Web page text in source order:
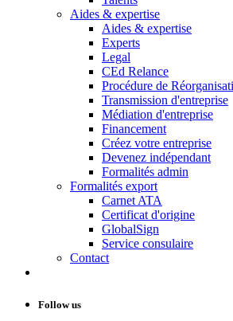
Aides & expertise
Aides & expertise
Experts
Legal
CEd Relance
Procédure de
Transmission d'entreprise
Médiation d'entreprise
Financement
Créez votre entreprise
Devenez indépendant
Formalités admin
Formalités export
Carnet ATA
Certificat d'origine
GlobalSign
Service consulaire
Contact
Follow us